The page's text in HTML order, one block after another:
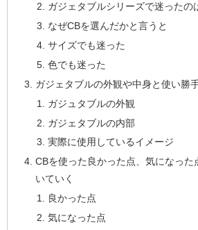
ガジェタブルシリーズで迷ったの
なぜCBを選んだかと言うと
サイズでも迷った
色でも迷った
ガジェタブルの外観や中身と使い勝
ガジュタブルの外観
ガジェタブルの内部
実際に使用しているイメージ
CBを使った良かった点、気になった
いていく
良かった点
気になった点